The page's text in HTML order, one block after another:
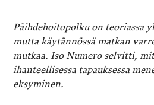
Päihdehoitopolku on teoriassa
mutta käytännössä matkan
mutkaa. Iso Numero selvitti,
ihanteellisessa tapauksessa
eksyminen.